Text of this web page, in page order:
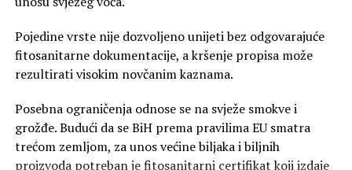
Pojedine vrste nije dozvoljeno unijeti bez odgovarajuće
fitosanitarne dokumentacije, a kršenje propisa može
rezultirati visokim novčanim kaznama.
Posebna ograničenja odnose se na svježe smokve i
grožđe. Budući da se BiH prema pravilima EU smatra
trećom zemljom, za unos većine biljaka i biljnih
proizvoda potreban je fitosanitarni certifikat koji izdaje